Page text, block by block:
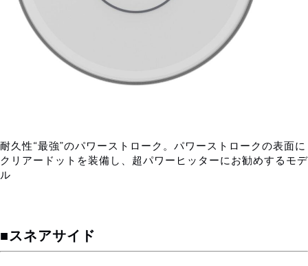
耐久性“最強”のパワーストローク。パワーストロークの表面に
クリアードットを装備し、超パワーヒッターにお勧めするモデ
ル
■スネアサイド